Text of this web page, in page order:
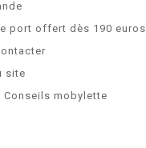
port offert dès 190 euros
site
Conseils mobylette